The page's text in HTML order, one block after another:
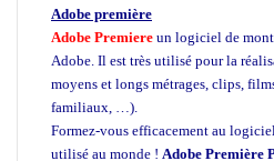
Adobe première
Adobe Premiere un logiciel de
Adobe. Il est très utilisé pour la
moyens et longs métrages, clips,
familiaux, …).
Formez-vous efficacement au
utilisé au monde ! Adobe Première